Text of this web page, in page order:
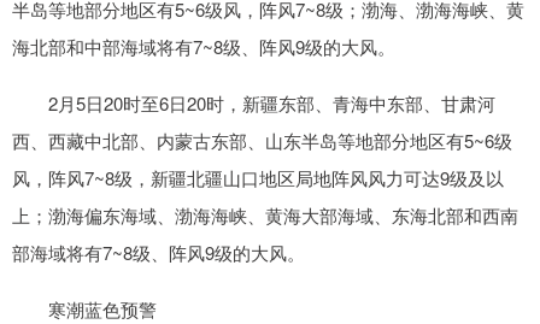
半岛等地部分地区有5~6级风，阵风7~8级；渤海、渤海海峡、黄
海北部和中部海域将有7~8级、阵风9级的大风。
2月5日20时至6日20时，新疆东部、青海中东部、甘肃河
西、西藏中北部、内蒙古东部、山东半岛等地部分地区有5~6级
风，阵风7~8级，新疆北疆山口地区局地阵风风力可达9级及以
上；渤海偏东海域、渤海海峡、黄海大部海域、东海北部和西南
部海域将有7~8级、阵风9级的大风。
寒潮蓝色预警